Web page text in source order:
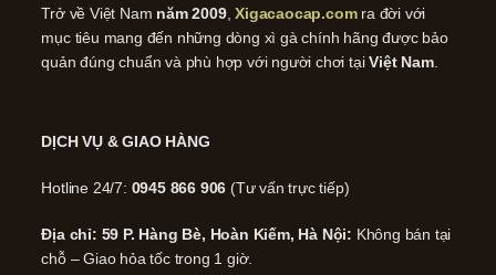
Trở về Việt Nam năm 2009,Xigacaocap.comra đời với
mục tiêu mang đến những dòng xì gà chính hãng được bảo
quản đúng chuẩn và phù hợp với người chơi tạiViệt Nam.
DỊCH VỤ & GIAO HÀNG
Hotline 24/7: 0945 866 906 (Tư vấn trực tiếp)
Địa chỉ: 59 P. Hàng Bè, Hoàn Kiếm, Hà Nội: Không bán tại
chỗ – Giao hỏa tốc trong 1 giờ.